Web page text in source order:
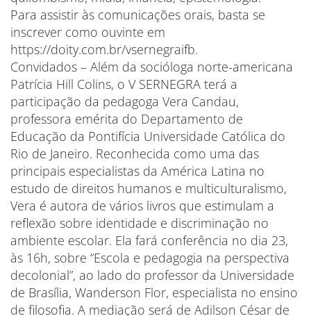
Para assistir às comunicações orais, basta se
inscrever como ouvinte em
https://doity.com.br/vsernegraifb.
Convidados – Além da socióloga norte-americana
Patrícia Hill Colins, o V SERNEGRA terá a
participação da pedagoga Vera Candau,
professora emérita do Departamento de
Educação da Pontifícia Universidade Católica do
Rio de Janeiro. Reconhecida como uma das
principais especialistas da América Latina no
estudo de direitos humanos e multiculturalismo,
Vera é autora de vários livros que estimulam a
reflexão sobre identidade e discriminação no
ambiente escolar. Ela fará conferência no dia 23,
às 16h, sobre “Escola e pedagogia na perspectiva
decolonial”, ao lado do professor da Universidade
de Brasília, Wanderson Flor, especialista no ensino
de filosofia. A mediação será de Adilson César de